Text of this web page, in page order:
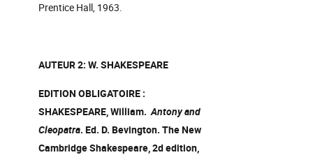
Prentice Hall, 1963.
AUTEUR 2: W. SHAKESPEARE
EDITION OBLIGATOIRE :
SHAKESPEARE, William.Antony and
Cleopatra. Ed. D. Bevington. The New
Cambridge Shakespeare, 2d edition,